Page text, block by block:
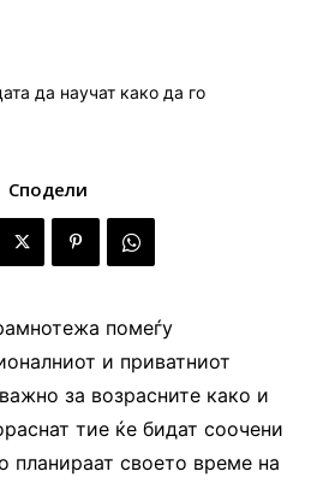
Сподели
помеѓу
и приватниот
за возрасните како и
тие ќе бидат соочени
планираат своето време на